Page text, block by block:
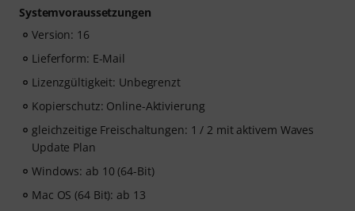
Systemvoraussetzungen
Version: 16
Lieferform: E-Mail
Lizenzgültigkeit: Unbegrenzt
Kopierschutz: Online-Aktivierung
gleichzeitige Freischaltungen: 1 / 2 mit aktivem Waves
Update Plan
Windows: ab 10 (64-Bit)
Mac OS (64 Bit): ab 13